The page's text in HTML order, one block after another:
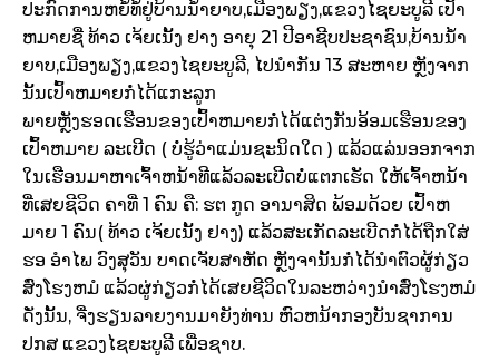
ປະກົດການຫຍໍ້ທໍ້ຢູ່ບ້ານນໍ້າຍາບ,ເມືອງພຽງ,ແຂວງໄຊຍະບູລີ ເປົ້າ
ຫມາຍຊື່ ທ້າວ ເຈ້ຍເນັ້ງ ຢາງ ອາຍຸ 21 ປີອາຊີບປະຊາຊົນ,ບ້ານນໍ້າ
ຍາບ,ເມືອງພຽງ,ແຂວງໄຊຍະບູລີ, ໄປນໍາກັນ 13 ສະຫາຍ ຫຼັງຈາກ
ນັ້ນເປົ້າຫມາຍກໍ່ໄດ້ແກະລູກ
ພາຍຫຼັງຮອດເຮືອນຂອງເປົ້າຫມາຍກໍ່ໄດ້ແຕ່ງກັນອ້ອມເຮືອນຂອງ
ເປົ້າຫມາຍ ລະເບີດ ( ບໍ່ຮູ້ວ່າແມ່ນຊະນິດໃດ ) ແລ້ວແລ່ນອອກຈາກ
ໃນເຮືອນມາຫາເຈົ້າຫນ້າທີແລ້ວລະເບີດບໍ່ແຕກເຮັດ ໃຫ້ເຈົ້າຫນ້າ
ທີ່ເສຍຊີວິດ ຄາທີ່ 1 ຄົນ ຄື: ຮຕ ກູດ ອານາສິດ ພ້ອມດ້ວຍ ເປົ້າຫ
ມາຍ 1 ຄົນ( ທ້າວ ເຈ້ຍເນັ້ງ ຢາງ) ແລ້ວສະເກັດລະເບີດກໍ່ໄດ້ຖືກໃສ່
ຮອ ອໍາໄພ ວົງສຸວັນ ບາດເຈັບສາຫັດ ຫຼັງຈານັ້ນກໍ່ໄດ້ນໍາຕົວຜູ້ກ່ຽວ
ສົ່ງໂຮງຫມໍ ແລ້ວຜູ່ກ່ຽວກໍ່ໄດ້ເສຍຊີວິດໃນລະຫວ່າງນໍາສົ່ງໂຮງຫມໍ
ດັ່ງນັ້ນ, ຈື່ງຮຽນລາຍງານມາຍັງທ່ານ ຫົວຫນ້າກອງບັນຊາການ
ປກສ ແຂວງໄຊຍະບູລີ ເພື່ອຊາບ.